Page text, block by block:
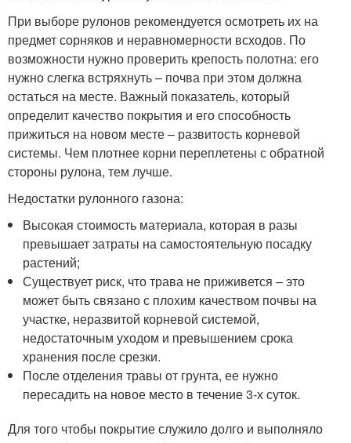
При выборе рулонов рекомендуется осмотреть их на
предмет сорняков и неравномерности всходов. По
возможности нужно проверить крепость полотна: его
нужно слегка встряхнуть – почва при этом должна
остаться на месте. Важный показатель, который
определит качество покрытия и его способность
прижиться на новом месте – развитость корневой
системы. Чем плотнее корни переплетены с обратной
стороны рулона, тем лучше.
Недостатки рулонного газона:
Высокая стоимость материала, которая в разы
превышает затраты на самостоятельную посадку
растений;
Существует риск, что трава не приживется – это
может быть связано с плохим качеством почвы на
участке, неразвитой корневой системой,
недостаточным уходом и превышением срока
хранения после срезки.
После отделения травы от грунта, ее нужно
пересадить на новое место в течение 3-х суток.
Для того чтобы покрытие служило долго и выполняло